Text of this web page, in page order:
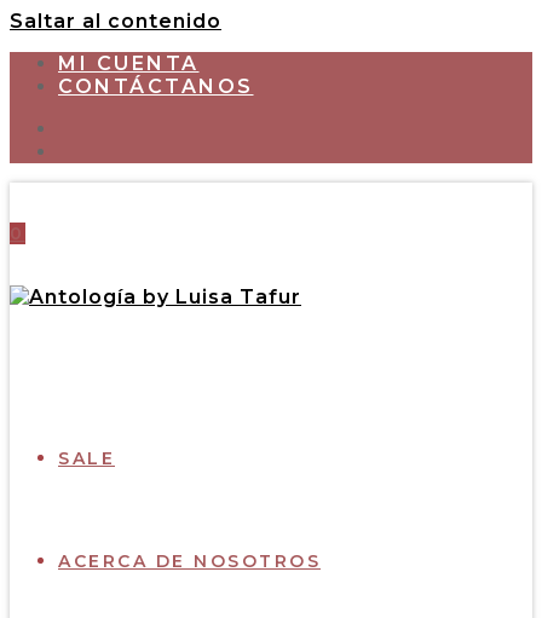
Saltar al contenido
MI CUENTA
CONTÁCTANOS
0
SALE
ACERCA DE NOSOTROS